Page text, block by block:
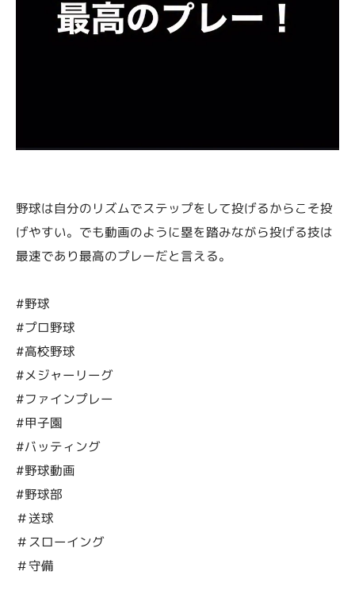
野球は自分のリズムでステップをして投げるからこそ投
げやすい。でも動画のように塁を踏みながら投げる技は
最速であり最高のプレーだと言える。
#野球
#プロ野球
#高校野球
#メジャーリーグ
#ファインプレー
#甲子園
#バッティング
#野球動画
#野球部
＃送球
＃スローイング
＃守備